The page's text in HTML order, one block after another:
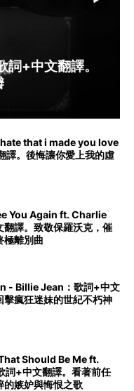
+中文翻譯。
that i made you love
譯。後悔讓你愛上我的虛
You Again ft. Charlie
譯。致敬保羅沃克，催
極離別曲
- Billie Jean：歌詞+中文
擊瘋狂迷妹的世紀不朽神
Should Be Me ft.
詞+中文翻譯。看著前任
的嫉妒與悔恨之歌